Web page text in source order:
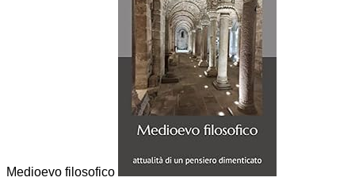
Medioevo filosofico